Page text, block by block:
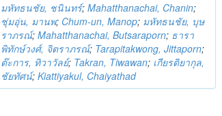
มหัทธนชัย, ชนินทร์;Mahatthanachai, Chanin;
ชุ่มอุ่น, มานพ; Chum-un, Manop; มหัทธนชัย, บุษ
ราภรณ์;Mahatthanachai, Butsaraporn; ธารา
พิทักษ์วงศ์, จิตราภรณ์; Tarapitakwong, Jittaporn;
ต๊ะการ, ทิวาวัลย์; Takran, Tiwawan; เกียรติยากุล,
ชัยทัศน์;Kiattiyakul, Chaiyathad